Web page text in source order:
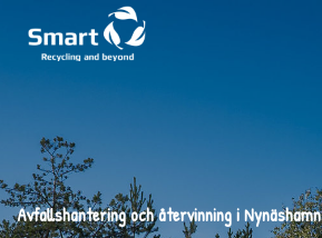
Avfallshantering och återvinning i Nynäshamn